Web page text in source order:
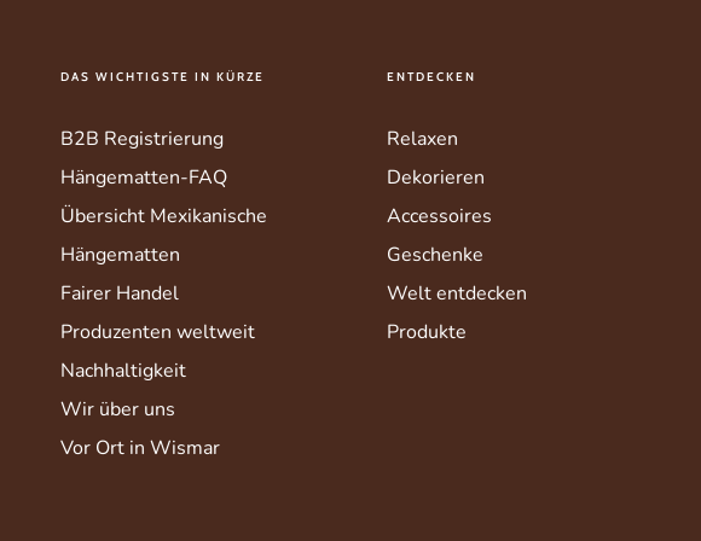
DAS WICHTIGSTE IN KÜRZE
B2B Registrierung
Hängematten-FAQ
Übersicht Mexikanische
Hängematten
Fairer Handel
Produzenten weltweit
Nachhaltigkeit
Wir über uns
Vor Ort in Wismar
ENTDECKEN
Relaxen
Dekorieren
Accessoires
Geschenke
Welt entdecken
Produkte